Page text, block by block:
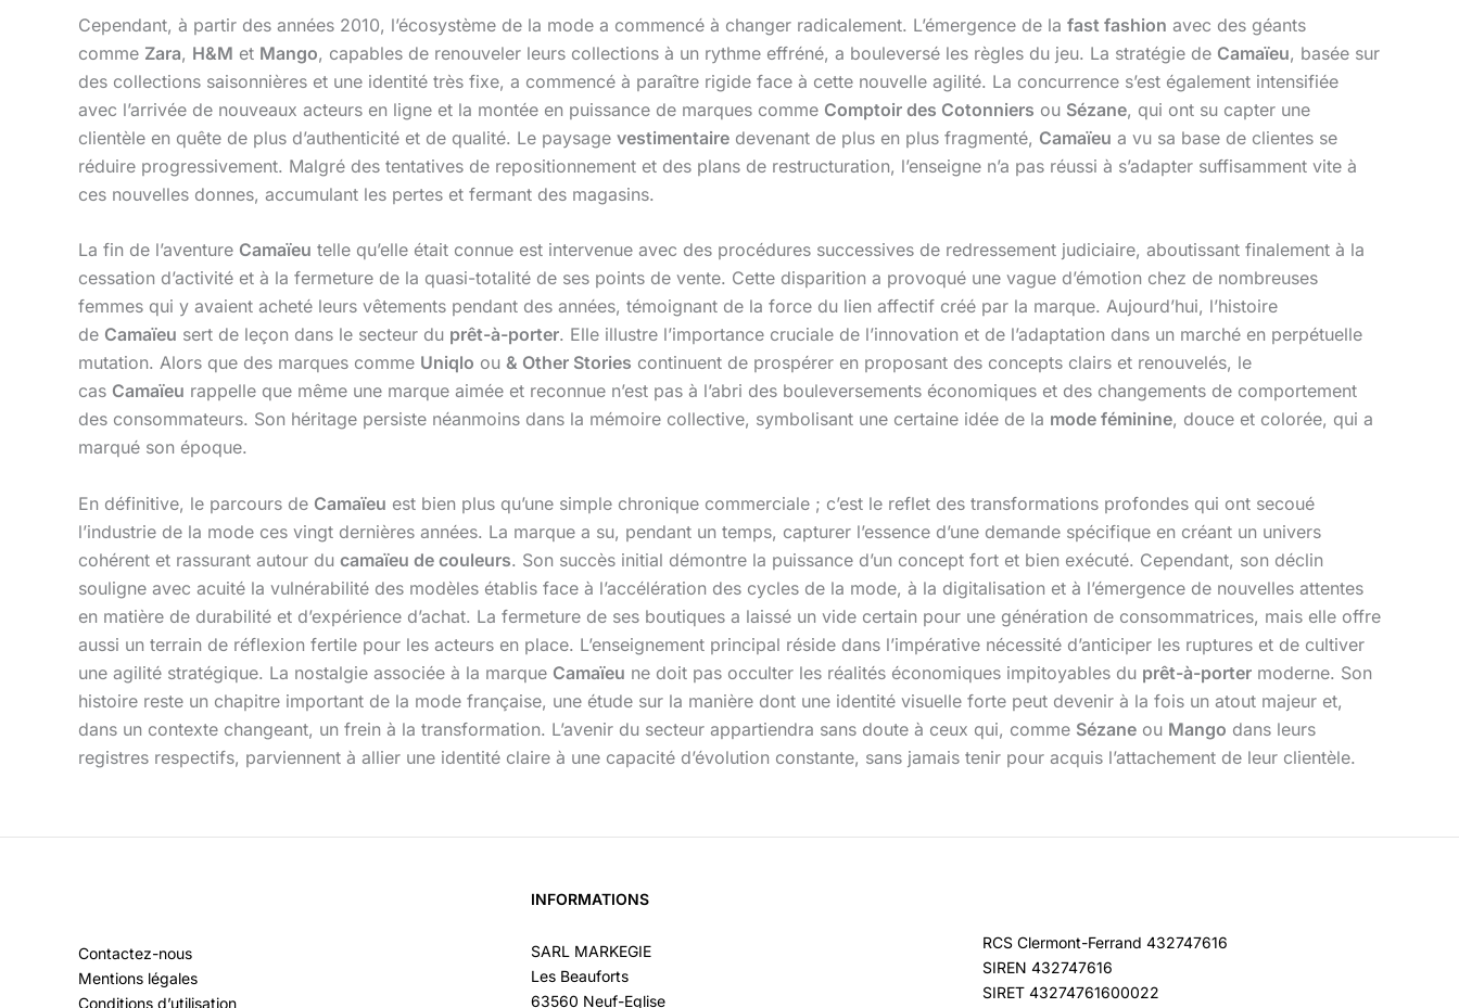
Cependant, à partir des années 2010, l’écosystème de la mode a commencé à changer radicalement. L’émergence de la fast fashion avec des géants
comme Zara, H&M et Mango, capables de renouveler leurs collections à un rythme effréné, a bouleversé les règles du jeu. La stratégie de Camaïeu, basée sur
des collections saisonnières et une identité très fixe, a commencé à paraître rigide face à cette nouvelle agilité. La concurrence s’est également intensifiée
avec l’arrivée de nouveaux acteurs en ligne et la montée en puissance de marques comme Comptoir des Cotonniers ou Sézane, qui ont su capter une
clientèle en quête de plus d’authenticité et de qualité. Le paysage vestimentaire devenant de plus en plus fragmenté, Camaïeu a vu sa base de clientes se
réduire progressivement. Malgré des tentatives de repositionnement et des plans de restructuration, l’enseigne n’a pas réussi à s’adapter suffisamment vite à
ces nouvelles donnes, accumulant les pertes et fermant des magasins.
La fin de l’aventure Camaïeu telle qu’elle était connue est intervenue avec des procédures successives de redressement judiciaire, aboutissant finalement à la
cessation d’activité et à la fermeture de la quasi-totalité de ses points de vente. Cette disparition a provoqué une vague d’émotion chez de nombreuses
femmes qui y avaient acheté leurs vêtements pendant des années, témoignant de la force du lien affectif créé par la marque. Aujourd’hui, l’histoire
de Camaïeu sert de leçon dans le secteur du prêt-à-porter. Elle illustre l’importance cruciale de l’innovation et de l’adaptation dans un marché en perpétuelle
mutation. Alors que des marques comme Uniqlo ou & Other Stories continuent de prospérer en proposant des concepts clairs et renouvelés, le
cas Camaïeu rappelle que même une marque aimée et reconnue n’est pas à l’abri des bouleversements économiques et des changements de comportement
des consommateurs. Son héritage persiste néanmoins dans la mémoire collective, symbolisant une certaine idée de la mode féminine, douce et colorée, qui a
marqué son époque.
En définitive, le parcours de Camaïeu est bien plus qu’une simple chronique commerciale ; c’est le reflet des transformations profondes qui ont secoué
l’industrie de la mode ces vingt dernières années. La marque a su, pendant un temps, capturer l’essence d’une demande spécifique en créant un univers
cohérent et rassurant autour du camaïeu de couleurs. Son succès initial démontre la puissance d’un concept fort et bien exécuté. Cependant, son déclin
souligne avec acuité la vulnérabilité des modèles établis face à l’accélération des cycles de la mode, à la digitalisation et à l’émergence de nouvelles attentes
en matière de durabilité et d’expérience d’achat. La fermeture de ses boutiques a laissé un vide certain pour une génération de consommatrices, mais elle offre
aussi un terrain de réflexion fertile pour les acteurs en place. L’enseignement principal réside dans l’impérative nécessité d’anticiper les ruptures et de cultiver
une agilité stratégique. La nostalgie associée à la marque Camaïeu ne doit pas occulter les réalités économiques impitoyables du prêt-à-porter moderne. Son
histoire reste un chapitre important de la mode française, une étude sur la manière dont une identité visuelle forte peut devenir à la fois un atout majeur et,
dans un contexte changeant, un frein à la transformation. L’avenir du secteur appartiendra sans doute à ceux qui, comme Sézane ou Mango dans leurs
registres respectifs, parviennent à allier une identité claire à une capacité d’évolution constante, sans jamais tenir pour acquis l’attachement de leur clientèle.
Contactez-nous
Mentions légales
Conditions d’utilisation
INFORMATIONS
SARL MARKEGIE
Les Beauforts
63560 Neuf-Eglise
RCS Clermont-Ferrand 432747616
SIREN 432747616
SIRET 43274761600022